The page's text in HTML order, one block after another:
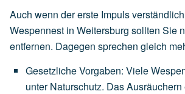
Auch wenn der erste Impuls
Wespennest in Weitersburg sollten Sie
entfernen. Dagegen sprechen gleich
Gesetzliche Vorgaben: Viele
unter Naturschutz. DasAusräuchern